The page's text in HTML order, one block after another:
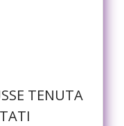
TENUTA